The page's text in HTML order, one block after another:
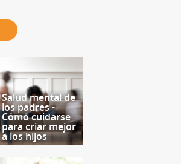
Salud mental de
los padres -
Cómo cuidarse
para criar mejor
a los hijos